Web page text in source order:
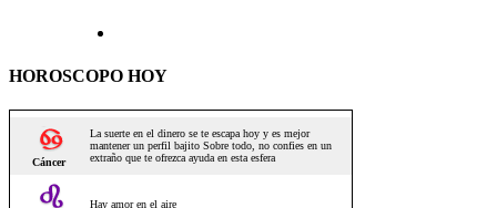
HOROSCOPO HOY